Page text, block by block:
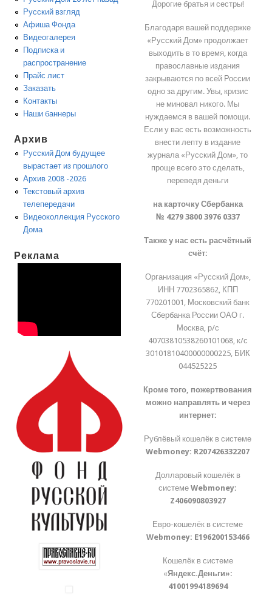
Русский взгляд
Афиша Фонда
Видеогалерея
Подписка и
распространение
Прайс лист
Заказать
Контакты
Наши баннеры
Архив
Русский Дом будущее
вырастает из прошлого
Архив 2008 -2026
Текстовый архив
телепередачи
Видеоколлекция Русского
Дома
Реклама
Дорогие братья и сестры!
Благодаря вашей поддержке
«Русский Дом» продолжает
выходить в то время, когда
православные издания
закрываются по всей России
одно за другим. Увы, кризис
не миновал никого. Мы
нуждаемся в вашей помощи.
Если у вас есть возможность
внести лепту в издание
журнала «Русский Дом», то
проще всего это сделать,
переведя деньги
на карточку Сбербанка
№ 4279 3800 3976 0337
Также у нас есть расчётный
счёт:
Организация «Русский Дом»,
ИНН 7702365862, КПП
770201001, Московский банк
Сбербанка России ОАО г.
Москва, р/с
40703810538260101068, к/с
30101810400000000225, БИК
044525225
Кроме того, пожертвования
можно направлять и через
интернет:
Рублёвый кошелёк в системе
Webmoney: R207426332207
Долларовый кошелёк в
системеWebmoney:
Z406090803927
Евро-кошелёк в системе
Webmoney: E196200153466
Кошелёк в системе
«Яндекс.Деньги»:
41001994189694